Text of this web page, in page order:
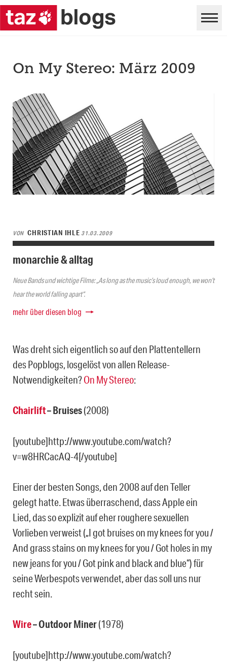
On My Stereo: März 2009
VON CHRISTIAN IHLE 31.03.2009
monarchie & alltag
Neue Bands und wichtige Filme: „As long as the music’s loud enough, we won’t
hear the world falling apart“.
mehr über diesen blog
Was dreht sich eigentlich so auf den Plattentellern
des Popblogs, losgelöst von allen Release-
Notwendigkeiten?On My Stereo:
Chairlift– Bruises(2008)
[youtube]http://www.youtube.com/watch?
v=w8HRCacAQ-4[/youtube]
Einer der besten Songs, den 2008 auf den Teller
gelegt hatte. Etwas überraschend, dass Apple ein
Lied, das so explizit auf eher roughere sexuellen
Vorlieben verweist („I got bruises on my knees for you /
And grass stains on my knees for you / Got holes in my
new jeans for you / Got pink and black and blue“) für
seine Werbespots verwendet, aber das soll uns nur
recht sein.
Wire– Outdoor Miner(1978)
[youtube]http://www.youtube.com/watch?